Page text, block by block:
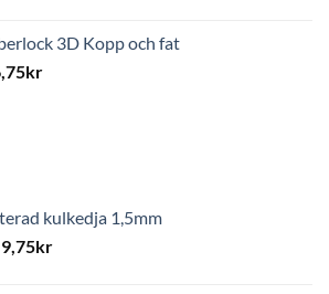
3D Kopp och fat
kr
kulkedja 1,5mm
9,75kr